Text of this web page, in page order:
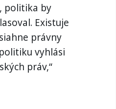
politika by
Existuje
právny
vyhlási
práv,“